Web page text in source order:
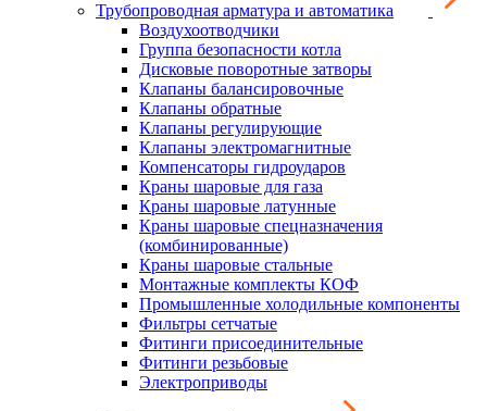
Трубопроводная арматура и автоматика
Воздухоотводчики
Группа безопасности котла
Дисковые поворотные затворы
Клапаны балансировочные
Клапаны обратные
Клапаны регулирующие
Клапаны электромагнитные
Компенсаторы гидроударов
Краны шаровые для газа
Краны шаровые латунные
Краны шаровые спецназначения
(комбинированные)
Краны шаровые стальные
Монтажные комплекты КОФ
Промышленные холодильные компоненты
Фильтры сетчатые
Фитинги присоединительные
Фитинги резьбовые
Электроприводы